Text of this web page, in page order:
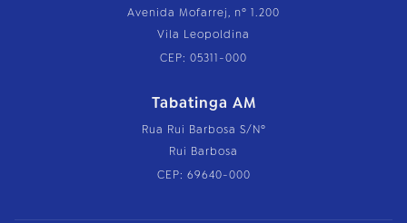
Avenida Mofarrej, nº 1.200
Vila Leopoldina
CEP: 05311-000
Tabatinga AM
Rua Rui Barbosa S/Nº
Rui Barbosa
CEP: 69640-000